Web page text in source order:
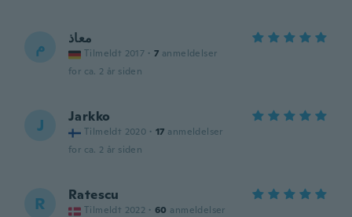
م معاذ
Tilmeldt 2017 · 7 anmeldelser
for ca. 2 år siden
J Jarkko
Tilmeldt 2020 · 17 anmeldelser
for ca. 2 år siden
R Ratescu
Tilmeldt 2022 · 60 anmeldelser